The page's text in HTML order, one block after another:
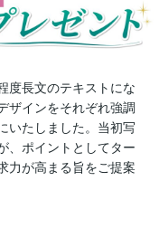
度長文のテキストにな
ザインをそれぞれ強調
いたしました。当初写
、ポイントとしてター
力が高まる旨をご提案